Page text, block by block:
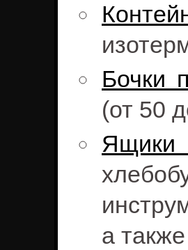
Бочки
(от 50
Ящики
а